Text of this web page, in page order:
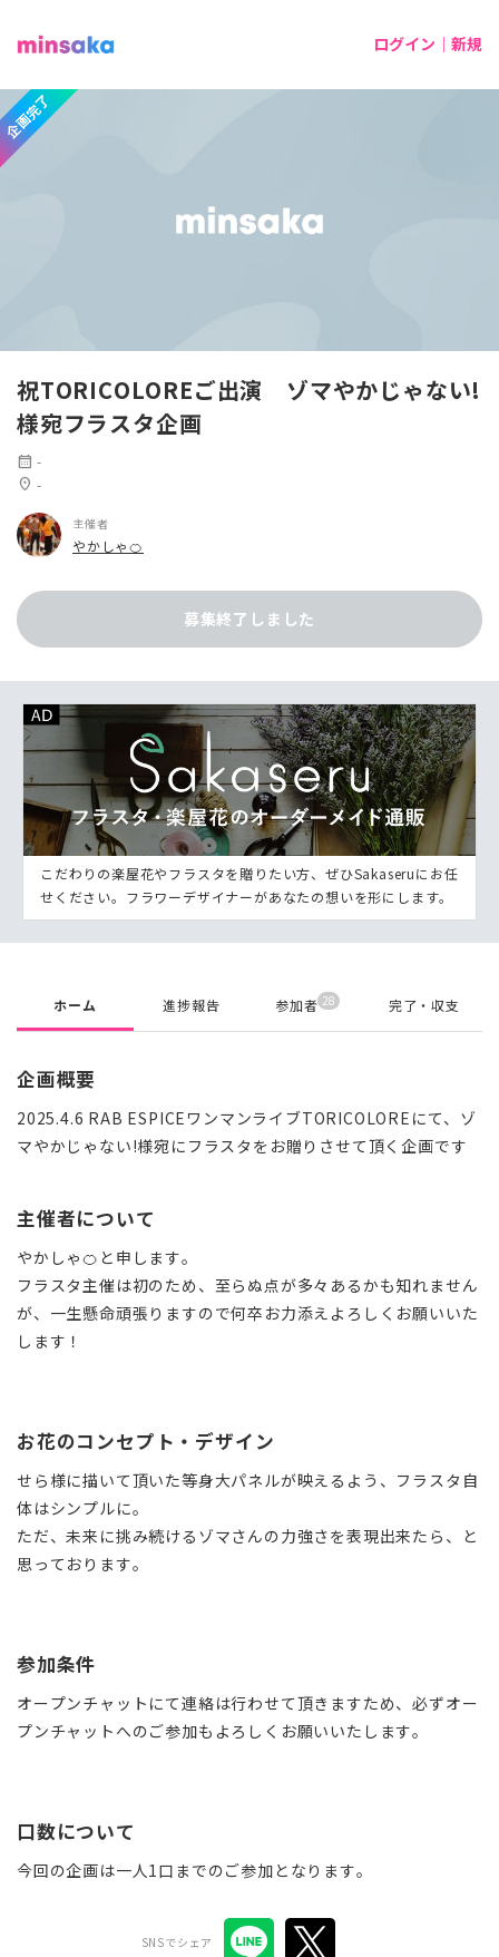
ログイン｜新規
企画完了
祝TORICOLOREご出演 ゾマやかじゃない!
様宛フラスタ企画
calendar_month -
location_on -
主催者
やかしゃ🍊
募集終了しました
こだわりの楽屋花やフラスタを贈りたい方、ぜひSakaseruにお任
せください。フラワーデザイナーがあなたの想いを形にします。
ホーム 進捗報告 参加者 28 完了・収支
企画概要
2025.4.6 RAB ESPICEワンマンライブTORICOLOREにて、ゾ
マやかじゃない!様宛にフラスタをお贈りさせて頂く企画です
主催者について
やかしゃ🍊と申します。
フラスタ主催は初のため、至らぬ点が多々あるかも知れません
が、一生懸命頑張りますので何卒お力添えよろしくお願いいた
します！
お花のコンセプト・デザイン
せら様に描いて頂いた等身大パネルが映えるよう、フラスタ自
体はシンプルに。
ただ、未来に挑み続けるゾマさんの力強さを表現出来たら、と
思っております。
参加条件
オープンチャットにて連絡は行わせて頂きますため、必ずオー
プンチャットへのご参加もよろしくお願いいたします。
口数について
今回の企画は一人1口までのご参加となります。
SNSでシェア